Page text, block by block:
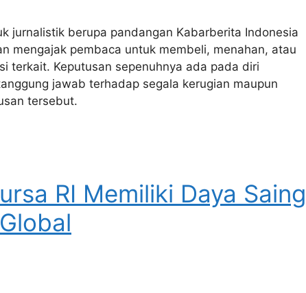
jurnalistik berupa pandangan Kabarberita Indonesia
mengajak pembaca untuk membeli, menahan, atau
terkait. Keputusan sepenuhnya ada pada diri
jawab terhadap segala kerugian maupun
tersebut.
RI Memiliki Daya Saing